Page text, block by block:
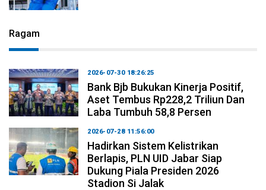
Ragam
2026-07-30 18:26:25
Bank Bjb Bukukan Kinerja Positif,
Aset Tembus Rp228,2 Triliun Dan
Laba Tumbuh 58,8 Persen
2026-07-28 11:56:00
Hadirkan Sistem Kelistrikan
Berlapis, PLN UID Jabar Siap
Dukung Piala Presiden 2026
Stadion Si Jalak